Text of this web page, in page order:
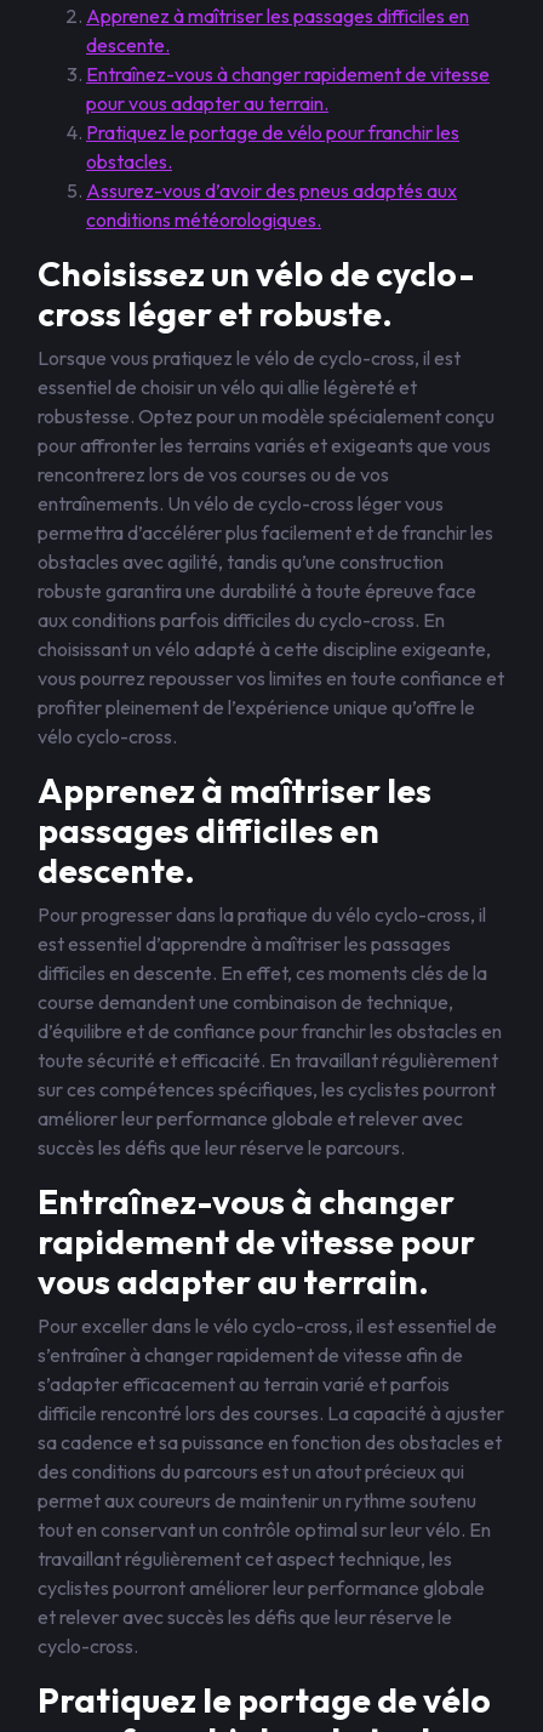
Apprenez à maîtriser les passages difficiles en
descente.
Entraînez-vous à changer rapidement de vitesse
pour vous adapter au terrain.
Pratiquez le portage de vélo pour franchir les
obstacles.
Assurez-vous d’avoir des pneus adaptés aux
conditions météorologiques.
Choisissez un vélo de cyclo-
cross léger et robuste.
Lorsque vous pratiquez le vélo de cyclo-cross, il est
essentiel de choisir un vélo qui allie légèreté et
robustesse. Optez pour un modèle spécialement conçu
pour affronter les terrains variés et exigeants que vous
rencontrerez lors de vos courses ou de vos
entraînements. Un vélo de cyclo-cross léger vous
permettra d’accélérer plus facilement et de franchir les
obstacles avec agilité, tandis qu’une construction
robuste garantira une durabilité à toute épreuve face
aux conditions parfois difficiles du cyclo-cross. En
choisissant un vélo adapté à cette discipline exigeante,
vous pourrez repousser vos limites en toute confiance et
profiter pleinement de l’expérience unique qu’offre le
vélo cyclo-cross.
Apprenez à maîtriser les
passages difficiles en
descente.
Pour progresser dans la pratique du vélo cyclo-cross, il
est essentiel d’apprendre à maîtriser les passages
difficiles en descente. En effet, ces moments clés de la
course demandent une combinaison de technique,
d’équilibre et de confiance pour franchir les obstacles en
toute sécurité et efficacité. En travaillant régulièrement
sur ces compétences spécifiques, les cyclistes pourront
améliorer leur performance globale et relever avec
succès les défis que leur réserve le parcours.
Entraînez-vous à changer
rapidement de vitesse pour
vous adapter au terrain.
Pour exceller dans le vélo cyclo-cross, il est essentiel de
s’entraîner à changer rapidement de vitesse afin de
s’adapter efficacement au terrain varié et parfois
difficile rencontré lors des courses. La capacité à ajuster
sa cadence et sa puissance en fonction des obstacles et
des conditions du parcours est un atout précieux qui
permet aux coureurs de maintenir un rythme soutenu
tout en conservant un contrôle optimal sur leur vélo. En
travaillant régulièrement cet aspect technique, les
cyclistes pourront améliorer leur performance globale
et relever avec succès les défis que leur réserve le
cyclo-cross.
Pratiquez le portage de vélo